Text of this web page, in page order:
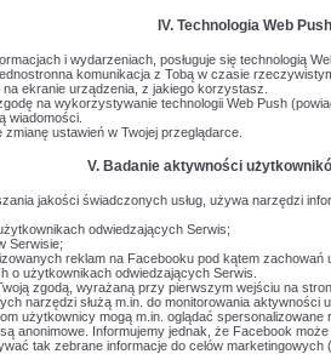
IV. Technologia Web Push
i wydarzeniach, posługuje się technologią
komunikacja z Tobą w czasie
ekranie urządzenia, z jakiego korzystasz.
na wykorzystywanie technologii Web Push
wiadomości.
ustawień w Twojej przeglądarce.
V. Badanie aktywności
jakości świadczonych usług, używa narzędzi
odwiedzających Serwis;
Serwisie;
reklam na Facebooku pod kątem zachowań
użytkownikach odwiedzających Serwis.
zgodą, wyrażaną przy pierwszym wejściu na
narzędzi służą m.in. do monitorowania
użytkownicy mogą m.in. oglądać spersonalizowane
anonimowe. Informujemy jednak, że Facebook
tak zebrane informacje do celów marketingowych